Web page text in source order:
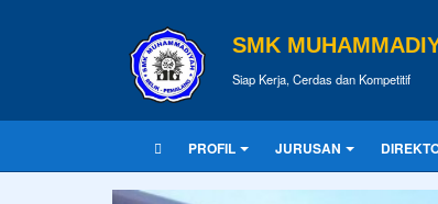
SMK
Siap Kerja, Cerdas dan Kompetitif
PROFIL JURUSAN